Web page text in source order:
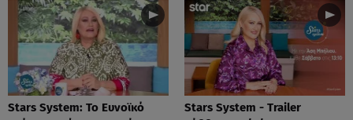
Stars System: Το Ευνοϊκό
Stars System - Trailer